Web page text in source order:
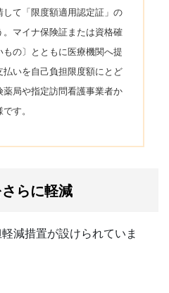
て「限度額適用認定証」の
マイナ保険証または資格確
の〕とともに医療機関へ提
いを自己負担限度額にとど
局や指定訪問看護事業者か
す。
らに軽減
減措置が設けられていま